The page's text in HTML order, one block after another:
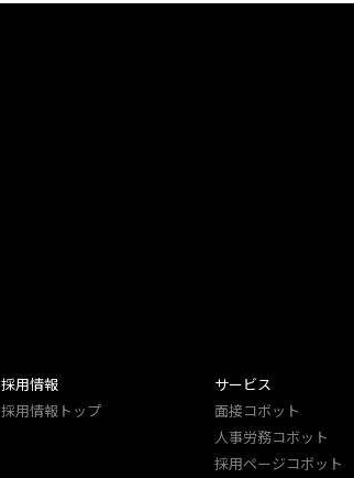
採用情報
採用情報トップ
サービス
面接コボット
人事労務コボット​
採用ページコボット​